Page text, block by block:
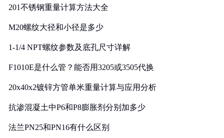
201不锈钢重量计算方法大全
M20螺纹大径和小径是多少
1-1/4 NPT螺纹参数及底孔尺寸详解
F1010E是什么管？能否用3205或3505代换
20x40x2镀锌方管单米重量计算与应用分析
抗渗混凝土中P6和P8膨胀剂分别加多少
法兰PN25和PN16有什么区别